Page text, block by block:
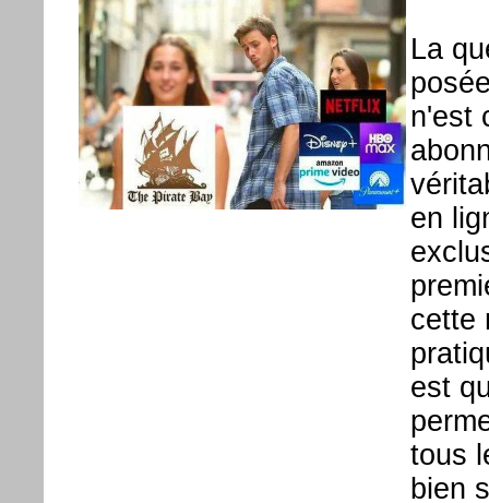
La
n'est
en
cette
est
tous
bien